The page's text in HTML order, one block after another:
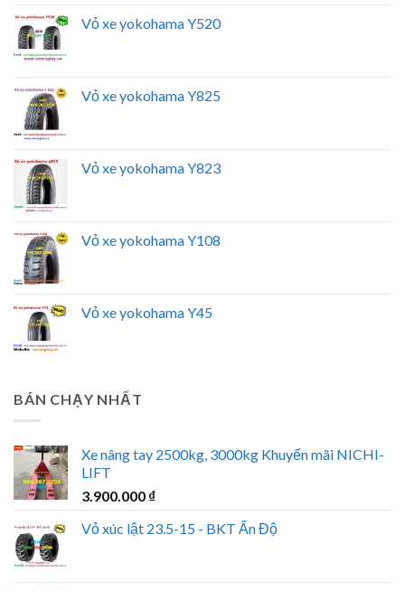
Vỏ xe yokohama Y520
Vỏ xe yokohama Y825
Vỏ xe yokohama Y823
Vỏ xe yokohama Y108
Vỏ xe yokohama Y45
BÁN CHẠY NHẤT
Xe nâng tay 2500kg, 3000kg Khuyến mãi NICHI-
LIFT
3.900.000 ₫
Vỏ xúc lật 23.5-15 - BKT Ấn Độ